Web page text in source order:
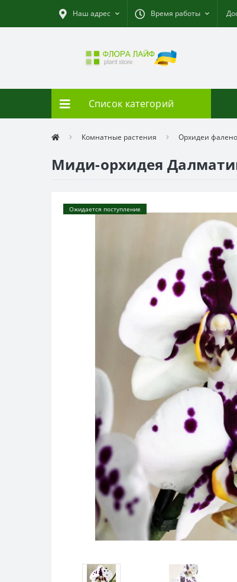
Наш адрес Время работы
Список категорий
Комнатные растения Орхидеи
Миди-орхидея
Ожидается поступление